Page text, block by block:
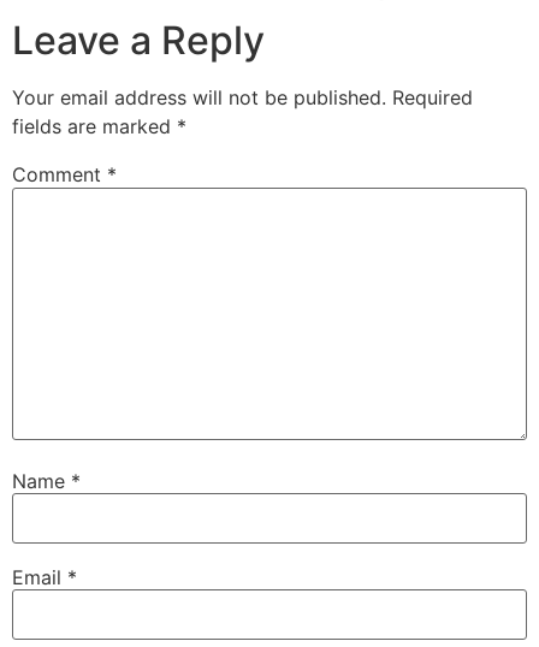
Leave a Reply
Your email address will not be published. Required
fields are marked *
Comment *
Name *
Email *